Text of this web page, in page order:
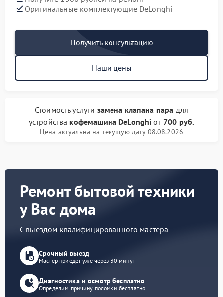
Оригинальные комплектующие DeLonghi
Получить консультацию
Наши цены
Стоимость услуги замена клапана пара для
устройства кофемашина DeLonghi от 700 руб.
Цена актуальна на текущую дату 08.08.2026
Ремонт бытовой техники
у Вас дома
С выездом квалифицированного мастера
Срочный выезд
Мастер приедет уже через 30 минут
Диагностика и осмотр бесплатно
Определим причину поломки бесплатно